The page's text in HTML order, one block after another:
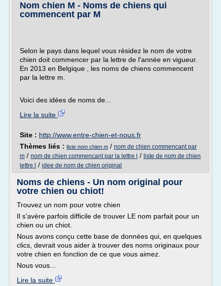
Nom chien M - Noms de chiens qui
commencent par M
Selon le pays dans lequel vous résidez le nom de votre
chien doit commencer par la lettre de l'année en vigueur.
En 2013 en Belgique , les noms de chiens commencent
par la lettre m.
Voici des idées de noms de...
Lire la suite
Site : http://www.entre-chien-et-nous.fr
Thèmes liés : liste nom chien m / nom de chien commencant par
m / nom de chien commencant par la lettre l / liste de nom de chien
lettre l
/ idee de nom de chien original
Noms de chiens - Un nom original pour
votre chien ou chiot!
Trouvez un nom pour votre chien
Il s'avère parfois difficile de trouver LE nom parfait pour un
chien ou un chiot.
Nous avons conçu cette base de données qui, en quelques
clics, devrait vous aider à trouver des noms originaux pour
votre chien en fonction de ce que vous aimez.
Nous vous...
Lire la suite